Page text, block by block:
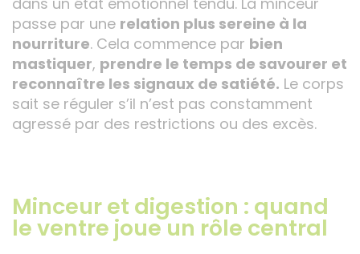
passe par une relation plus sereine à la
nourriture. Cela commence par bien
mastiquer, prendre le temps de savourer et
reconnaître les signaux de satiété. Le corps
sait se réguler s’il n’est pas constamment
agressé par des restrictions ou des excès.
Minceur et digestion : quand
le ventre joue un rôle central